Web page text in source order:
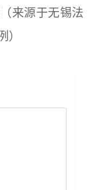
来源于无锡法
）